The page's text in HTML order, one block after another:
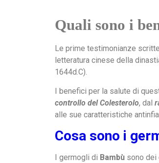
Quali sono i
Le prime testimonianze
letteratura cinese della
1644d.C).
I benefici per la salute di
controllo del Colesterolo, dal
alle sue caratteristiche
Cosa sono i
I germogli di Bambù sono